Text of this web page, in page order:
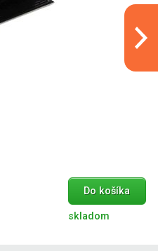
Do košíka
skladom